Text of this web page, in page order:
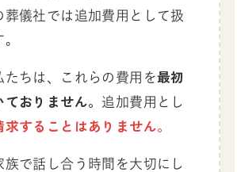
葬儀社では追加費用として扱
たちは、これらの費用を最初
おりません。
追加費用とし
することはありません。
族で話し合う時間を大切にし